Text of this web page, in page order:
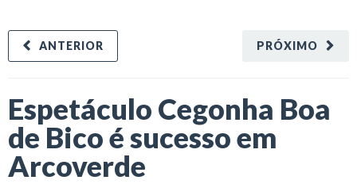
PRÓXIMO
ANTERIOR
Espetáculo Cegonha Boa
de Bico é sucesso em
Arcoverde